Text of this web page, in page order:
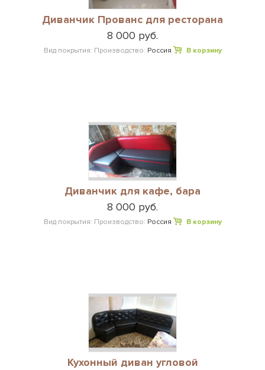
Диванчик Прованс для ресторана
8 000 руб.
Вид покрытия: Производство: Россия В корзину
Диванчик для кафе, бара
8 000 руб.
Вид покрытия: Производство: Россия В корзину
Кухонный диван угловой